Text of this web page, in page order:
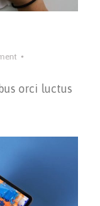
orci luctus